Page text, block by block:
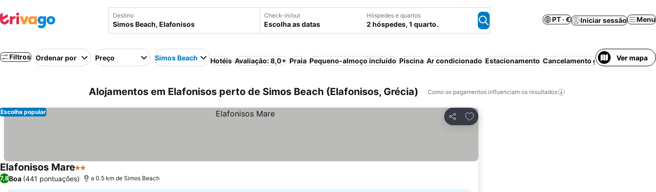
Destino Check-in/out
Escolha as datas
Hóspedes e quartos
2 hóspedes, 1 quarto.
PT · € Iniciar sessão Menu
Filtros Ordenar por Preço Simos Beach Hotéis Avaliação: 8,0+ Praia Pequeno-almoço incluído Piscina Ar condicionado Estacionamento Cancelamento gratuitoVer mapa
Alojamentos em Elafonisos perto de Simos Beach (Elafonisos, Grécia) Como os pagamentos influenciam os resultados
Partilhar
Adicionar aos favoritos
Escolha popular
Elafonisos Mare2 Estrelas
7,8Boa (441 pontuações) a 0.5 km de Simos Beach